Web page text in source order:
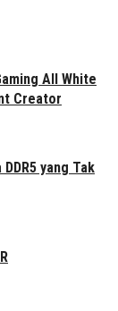
All White
Creator
yang Tak